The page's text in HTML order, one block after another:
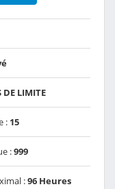
DE LIMITE
: 15
:999
:96 Heures